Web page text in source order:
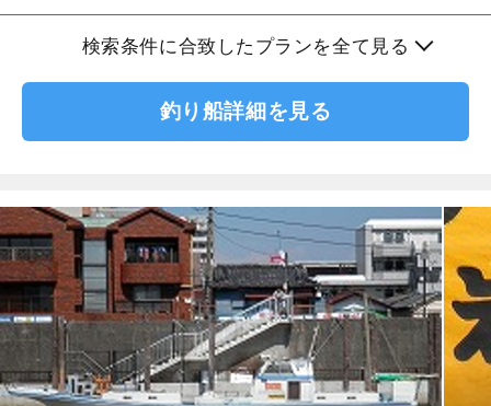
検索条件に合致したプランを全て見る
釣り船詳細を見る